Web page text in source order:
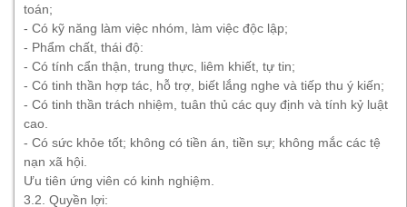
toán;
- Có kỹ năng làm việc nhóm, làm việc độc lập;
- Phẩm chất, thái độ:
- Có tính cẩn thận, trung thực, liêm khiết, tự tin;
- Có tinh thần hợp tác, hỗ trợ, biết lắng nghe và tiếp thu ý kiến;
- Có tinh thần trách nhiệm, tuân thủ các quy định và tính kỷ luật
cao.
- Có sức khỏe tốt; không có tiền án, tiền sự; không mắc các tệ
nạn xã hội.
Ưu tiên ứng viên có kinh nghiệm.
3.2. Quyền lợi: